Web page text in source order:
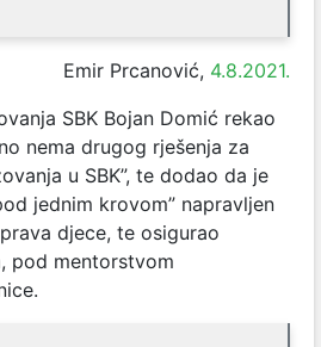
Emir Prcanović, 4.8.2021.
SBK Bojan Domić rekao
nema drugog rješenja za
u SBK”, te dodao da je
jednim krovom” napravljen
djece, te osigurao
pod mentorstvom